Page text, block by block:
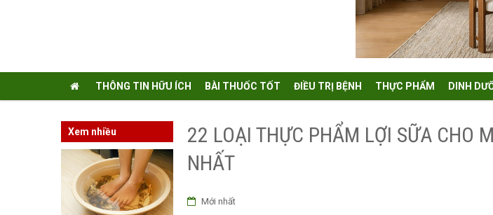
THÔNG TIN HỮU ÍCH BÀI THUỐC TỐT ĐIỀU TRỊ BỆNH THỰC PHẨM DINH
22 LOẠI THỰC PHẨM LỢI SỮA CHO
NHẤT
Mới nhất
Xem nhiều